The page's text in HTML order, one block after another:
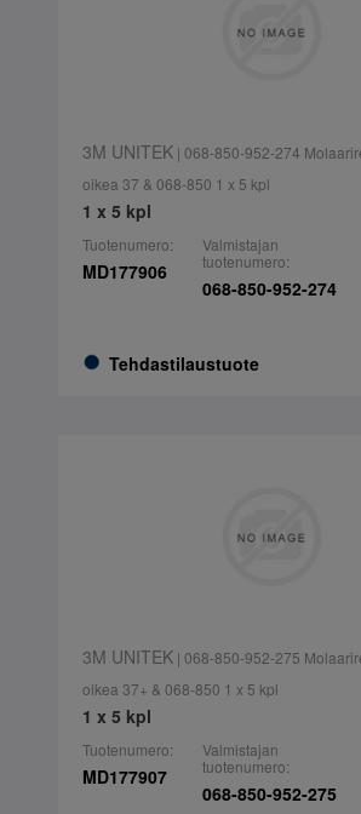
3M UNITEK| 068-850-952-274
oikea 37 & 068-850 1 x 5 kpl
1 x 5 kpl
Tuotenumero:
MD177906
Tehdastilaustuote
Valmistajan
tuotenumero:
068-850-952-274
3M UNITEK| 068-850-952-275
oikea 37+ & 068-850 1 x 5 kpl
1 x 5 kpl
Tuotenumero:
MD177907
Valmistajan
tuotenumero:
068-850-952-275